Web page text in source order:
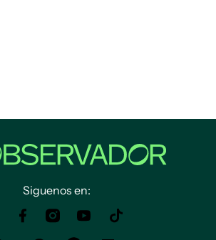
Siguenos en: